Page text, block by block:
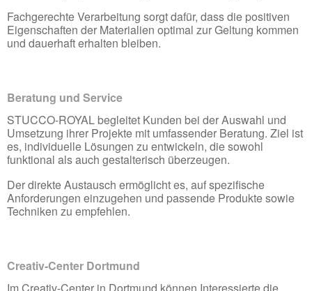
Fachgerechte Verarbeitung sorgt dafür, dass die positiven
Eigenschaften der Materialien optimal zur Geltung kommen
und dauerhaft erhalten bleiben.
Beratung und Service
STUCCO-ROYAL begleitet Kunden bei der Auswahl und
Umsetzung ihrer Projekte mit umfassender Beratung. Ziel ist
es, individuelle Lösungen zu entwickeln, die sowohl
funktional als auch gestalterisch überzeugen.
Der direkte Austausch ermöglicht es, auf spezifische
Anforderungen einzugehen und passende Produkte sowie
Techniken zu empfehlen.
Creativ-Center Dortmund
Im Creativ-Center in Dortmund können Interessierte die